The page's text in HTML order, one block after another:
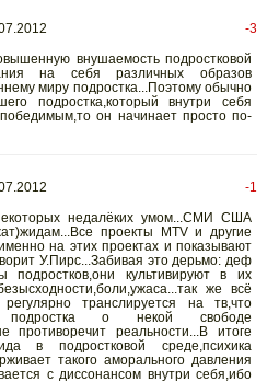
-3
внушаемость подростковой
на себя различных образов
миру подростка...Поэтому обычно
подростка,который внутри себя
он начинает просто по-
-1
недалёких умом...СМИ США
проекты МТV и другие
на этих проектах и показывают
У.Пирс...Забивая это дерьмо: деф
культивируют в их
же всё
транслируется на тв,что
подростка о некой свободе
противоречит реальности...В итоге
в подростковой среде,психика
такого аморального давления
с диссонансом внутри себя,ибо